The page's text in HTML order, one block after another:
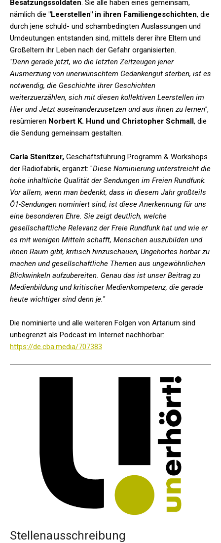
Besatzungssoldaten. Sie alle haben eines gemeinsam,
nämlich die "Leerstellen" in ihren Familiengeschichten, die
durch jene schuld- und schambedingten Auslassungen und
Umdeutungen entstanden sind, mittels derer ihre Eltern und
Großeltern ihr Leben nach der Gefahr organisierten.
"Denn gerade jetzt, wo die letzten Zeitzeugen jener
Ausmerzung von unerwünschtem Gedankengut sterben, ist es
notwendig, die Geschichte ihrer Geschichten
weiterzuerzählen, sich mit diesen kollektiven Leerstellen im
Hier und Jetzt auseinanderzusetzen und aus ihnen zu lernen",
resümieren Norbert K. Hund und Christopher Schmall, die
die Sendung gemeinsam gestalten.
Carla Stenitzer, Geschäftsführung Programm & Workshops
der Radiofabrik, ergänzt: "Diese Nominierung unterstreicht die
hohe inhaltliche Qualität der Sendungen im Freien Rundfunk.
Vor allem, wenn man bedenkt, dass in diesem Jahr großteils
Ö1-Sendungen nominiert sind, ist diese Anerkennung für uns
eine besonderen Ehre. Sie zeigt deutlich, welche
gesellschaftliche Relevanz der Freie Rundfunk hat und wie er
es mit wenigen Mitteln schafft, Menschen auszubilden und
ihnen Raum gibt, kritisch hinzuschauen, Ungehörtes hörbar zu
machen und gesellschaftliche Themen aus ungewöhnlichen
Blickwinkeln aufzubereiten. Genau das ist unser Beitrag zu
Medienbildung und kritischer Medienkompetenz, die gerade
heute wichtiger sind denn je."
Die nominierte und alle weiteren Folgen von Artarium sind
unbegrenzt als Podcast im Internet nachhörbar:
https://de.cba.media/707383
Stellenausschreibung